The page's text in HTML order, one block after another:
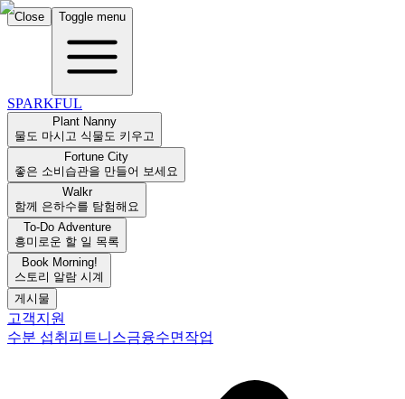
Close Toggle menu
SPARKFUL
Plant Nanny
물도 마시고 식물도 키우고
Fortune City
좋은 소비습관을 만들어 보세요
Walkr
함께 은하수를 탐험해요
To-Do Adventure
흥미로운 할 일 목록
Book Morning!
스토리 알람 시계
게시물
고객지원
수분 섭취 피트니스금융수면 작업